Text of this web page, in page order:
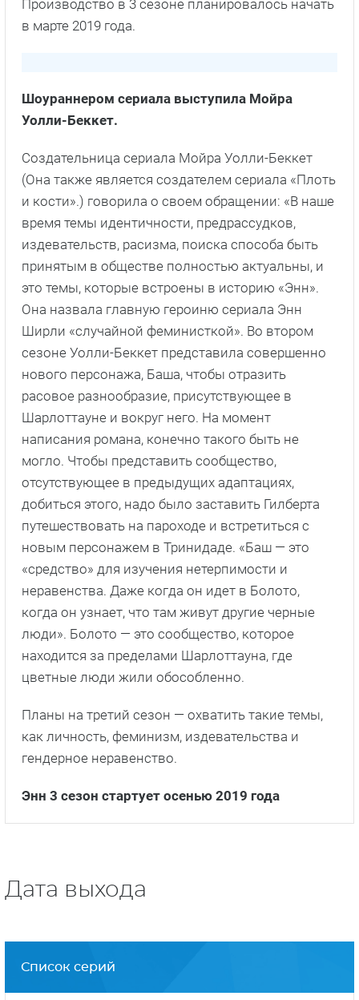
Производство в 3 сезоне планировалось начать
в марте 2019 года.
Шоураннером сериала выступила Мойра
Уолли-Беккет.
Создательница сериала Мойра Уолли-Беккет
(Она также является создателем сериала «Плоть
и кости».) говорила о своем обращении: «В наше
время темы идентичности, предрассудков,
издевательств, расизма, поиска способа быть
принятым в обществе полностью актуальны, и
это темы, которые встроены в историю «Энн».
Она назвала главную героиню сериала Энн
Ширли «случайной феминисткой». Во втором
сезоне Уолли-Беккет представила совершенно
нового персонажа, Баша, чтобы отразить
расовое разнообразие, присутствующее в
Шарлоттауне и вокруг него. На момент
написания романа, конечно такого быть не
могло. Чтобы представить сообщество,
отсутствующее в предыдущих адаптациях,
добиться этого, надо было заставить Гилберта
путешествовать на пароходе и встретиться с
новым персонажем в Тринидаде. «Баш — это
«средство» для изучения нетерпимости и
неравенства. Даже когда он идет в Болото,
когда он узнает, что там живут другие черные
люди». Болото — это сообщество, которое
находится за пределами Шарлоттауна, где
цветные люди жили обособленно.
Планы на третий сезон — охватить такие темы,
как личность, феминизм, издевательства и
гендерное неравенство.
Энн 3 сезон стартует осенью 2019 года
Дата выхода
Список серий